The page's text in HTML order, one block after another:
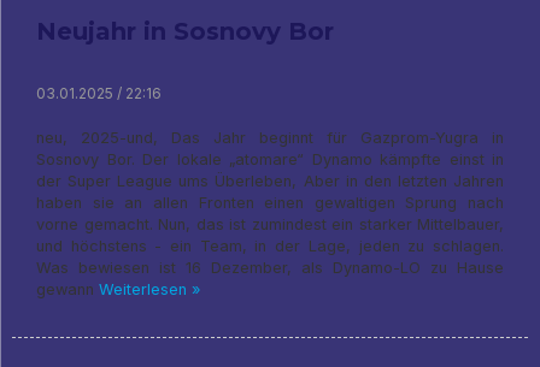
Neujahr in Sosnovy Bor
03.01.2025 / 22:16
neu, 2025-und, Das Jahr beginnt für Gazprom-Yugra in
Sosnovy Bor. Der lokale „atomare“ Dynamo kämpfte einst in
der Super League ums Überleben, Aber in den letzten Jahren
haben sie an allen Fronten einen gewaltigen Sprung nach
vorne gemacht. Nun, das ist zumindest ein starker Mittelbauer,
und höchstens - ein Team, in der Lage, jeden zu schlagen.
Was bewiesen ist 16 Dezember, als Dynamo-LO zu Hause
gewann Weiterlesen »